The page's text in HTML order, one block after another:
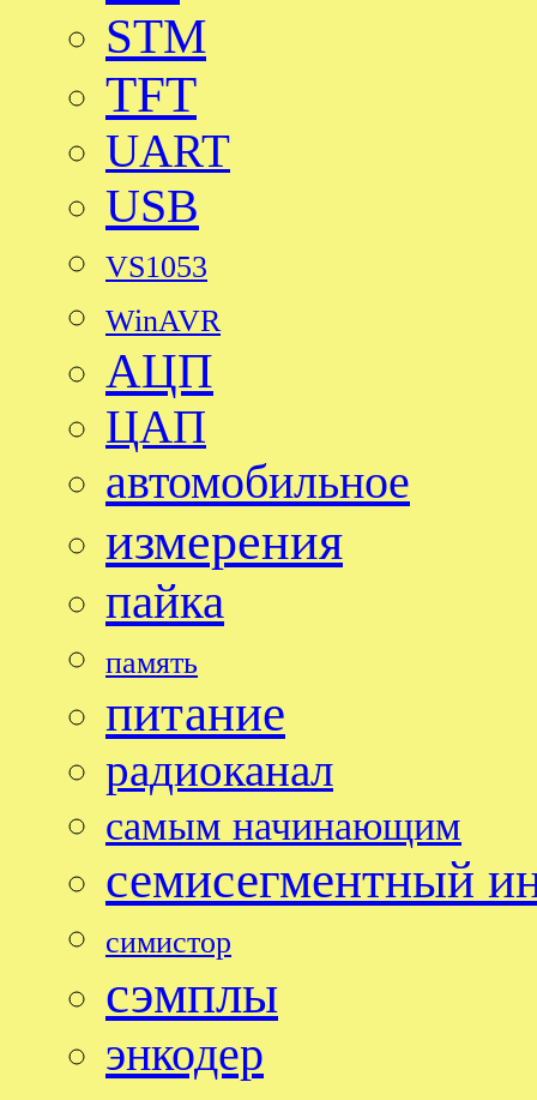
STM
TFT
UART
USB
VS1053
WinAVR
АЦП
ЦАП
автомобильное
измерения
пайка
память
питание
радиоканал
самым начинающим
семисегментный
симистор
сэмплы
энкодер